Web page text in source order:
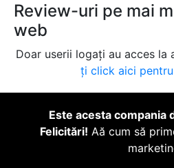
Review-uri pe mai
web
Doar userii logați au acces la
ți click aici
Este acesta compania
Felicitări! Aă cum să